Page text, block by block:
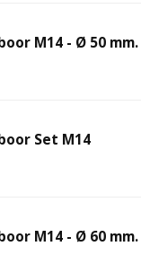
M14 - Ø 50 mm.
Set M14
M14 - Ø 60 mm.